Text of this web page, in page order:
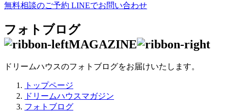
無料相談のご予約 LINEでお問い合わせ
フォトブログ
MAGAZINE
ドリームハウスのフォトブログをお届けいたします。
トップページ
ドリームハウスマガジン
フォトブログ